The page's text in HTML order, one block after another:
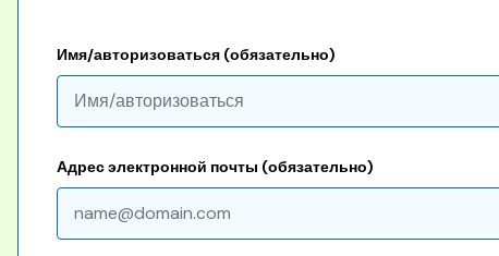
Имя/авторизоваться (обязательно)
Адрес электронной почты (обязательно)